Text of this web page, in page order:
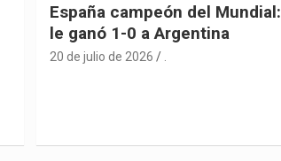
España campeón del Mundial:
le ganó 1-0 a Argentina
20 de julio de 2026